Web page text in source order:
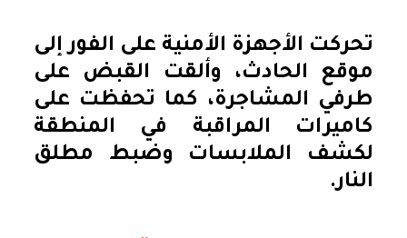
تحركت الأجهزة الأمنية على الفور إلى
موقع الحادث، وألقت القبض على
طرفي المشاجرة، كما تحفظت على
كاميرات المراقبة في المنطقة
لكشف الملابسات وضبط مطلق
النار.